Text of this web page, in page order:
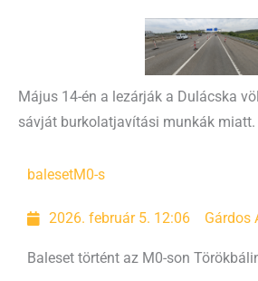
Május 14-én a lezárják a Dulácska
sávját burkolatjavítási munkák miatt.
balesetM0-s
2026. február 5. 12:06 Gárdos
Baleset történt az M0-son